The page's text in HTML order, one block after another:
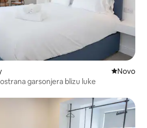
Novi
Novo
garsonjera blizu luke